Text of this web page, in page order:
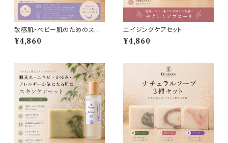
敏感肌・ベビー肌のためのスキ
ンケアセット
¥4,860
エイジングケアセット
¥4,860